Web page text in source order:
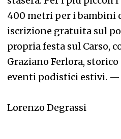
400 metri per i bambini
iscrizione gratuita sul
propria festa sul Carso,
Graziano Ferlora,
eventi podistici estivi. —
Lorenzo Degrassi